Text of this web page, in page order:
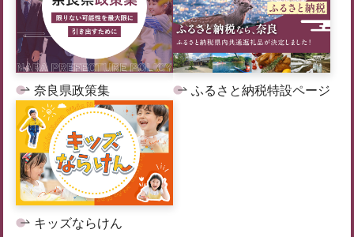
奈良県政策集 ふるさと納税特設ページ
キッズならけん